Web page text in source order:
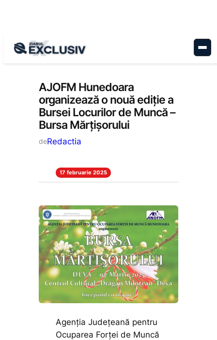
Economie, Stiri la zi
AJOFM Hunedoara
organizează o nouă ediție a
Bursei Locurilor de Muncă –
Bursa Mărțișorului
deRedactia
17 februarie 2025
Agenția Județeană pentru
Ocuparea Forței de Muncă